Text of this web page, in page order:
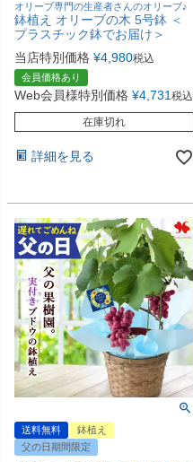
オリーブ専門の生産者さんのオリーブ♪
鉢植え オリーブの木 5号鉢 ＜
プラスチック鉢でお届け＞
当店特別価格 ¥4,980税込
会員価格あり
Web会員様特別価格 ¥4,731 税込
在庫切れ
詳細を見る
送料無料
鉢植え
父の日期間限定